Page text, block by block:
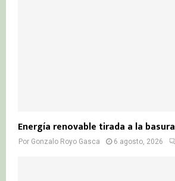
Energía renovable tirada a la basura
Por Gonzalo Royo Gasca 6 agosto, 2026